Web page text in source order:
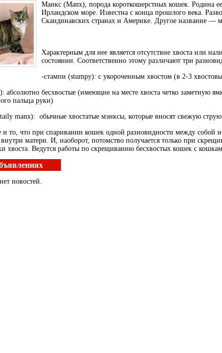
Манкс (Manx), порода короткошерстных кошек. Родина
Ирландском море. Известна с конца прошлого века.
Скандинавских странах и Америке. Другое название —
Характерным для нее является отсутствие хвоста или
состоянии. Соответственно этому различают три
-стампи (stumpy): с укороченным хвостом (в 2-3
абсолютно бесхвостые (имеющие на месте хвоста четко заметную
пальца руки)
manx): обычные хвостатые мэнксы, которые вносят свежую
то, что при спаривании кошек одной разновидности между собой
матери. И, наоборот, потомство получается только при
хвоста. Ведутся работы по скрещиванию бесхвостых кошек с
новостей.